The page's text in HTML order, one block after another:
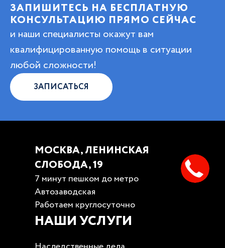
ЗАПИШИТЕСЬ НА БЕСПЛАТНУЮ
КОНСУЛЬТАЦИЮ ПРЯМО СЕЙЧАС
и наши специалисты окажут вам
квалифицированную помощь в ситуации
любой сложности!
ЗАПИСАТЬСЯ
МОСКВА, ЛЕНИНСКАЯ
СЛОБОДА, 19
7 минут пешком до метро
Автозаводская
Работаем круглосуточно
НАШИ УСЛУГИ